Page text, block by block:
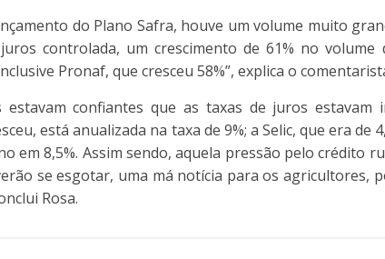
do Plano Safra, houve um volume muito
controlada, um crescimento de 61% no volume
Pronaf, que cresceu 58%”, explica o
estavam confiantes que as taxas de juros estavam
está anualizada na taxa de 9%; a Selic, que era de
em 8,5%. Assim sendo, aquela pressão pelo crédito
se esgotar, uma má notícia para os agricultores,
Rosa.